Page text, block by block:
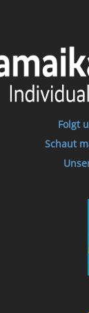
Folgt
Schaut